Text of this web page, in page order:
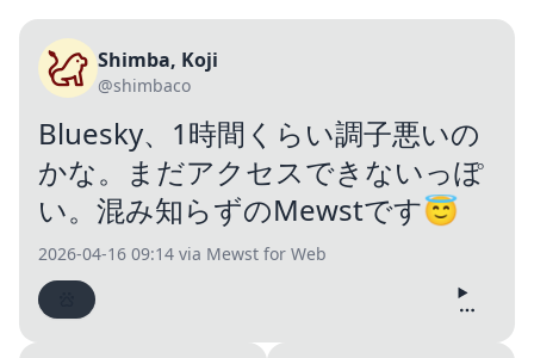
Shimba, Koji
@shimbaco
Bluesky、1時間くらい調子悪いの
かな。まだアクセスできないっぽ
い。混み知らずのMewstです😇
2026-04-16 09:14 via Mewst for Web